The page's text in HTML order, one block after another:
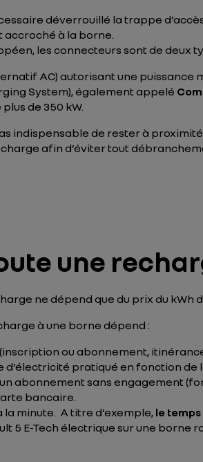
déverrouillé la trappe
accroché à la borne.
les connecteurs sont de deux
AC) autorisant une puissance
System), également appelé
de 350 kW.
indispensable de rester à
charge afin d’éviter tout
une
ne dépend que du prix du
à une borne dépend :
ou abonnement,
pratiqué en fonction de
abonnement sans engagement
bancaire.
minute. A titre d’exemple, le
5 E-Tech électrique sur une borne